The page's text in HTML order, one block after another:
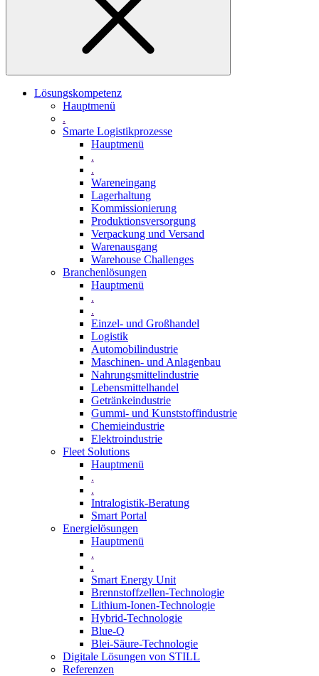
Lösungskompetenz
Hauptmenü
.
Smarte Logistikprozesse
Hauptmenü
.
.
Wareneingang
Lagerhaltung
Kommissionierung
Produktionsversorgung
Verpackung und Versand
Warenausgang
Warehouse Challenges
Branchenlösungen
Hauptmenü
.
.
Einzel- und Großhandel
Logistik
Automobilindustrie
Maschinen- und Anlagenbau
Nahrungsmittelindustrie
Lebensmittelhandel
Getränkeindustrie
Gummi­- und Kunststoffindustrie
Chemieindustrie
Elektroindustrie
Fleet Solutions
Hauptmenü
.
.
Intralogistik-Beratung
Smart Portal
Energielösungen
Hauptmenü
.
.
Smart Energy Unit
Brennstoffzellen-Technologie
Lithium-Ionen-Technologie
Hybrid-Technologie
Blue-Q
Blei-Säure-Technologie
Digitale Lösungen von STILL
Referenzen